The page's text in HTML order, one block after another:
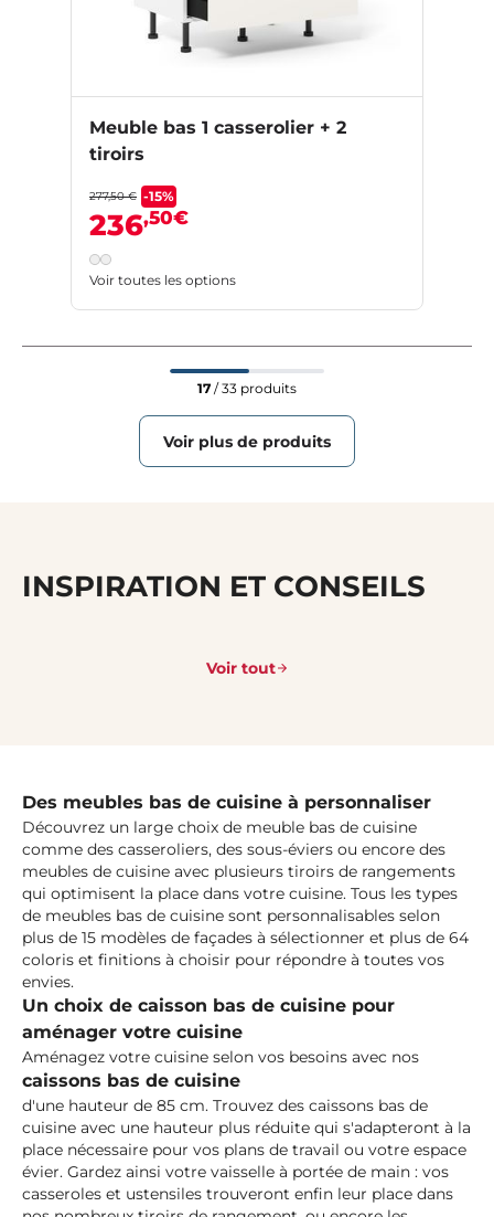
Meuble bas 1 casserolier + 2
tiroirs
277,50 € -15%
236,50€
Voir toutes les options
17 / 33 produits
Voir plus de produits
INSPIRATION ET CONSEILS
Voir tout
Des meubles bas de cuisine à personnaliser
Découvrez un large choix de meuble bas de cuisine
comme des casseroliers, des sous-éviers ou encore des
meubles de cuisine avec plusieurs tiroirs de rangements
qui optimisent la place dans votre cuisine. Tous les types
de meubles bas de cuisine sont personnalisables selon
plus de 15 modèles de façades à sélectionner et plus de 64
coloris et finitions à choisir pour répondre à toutes vos
envies.
Un choix de caisson bas de cuisine pour
aménager votre cuisine
Aménagez votre cuisine selon vos besoins avec nos
caissons bas de cuisine
d'une hauteur de 85 cm. Trouvez des caissons bas de
cuisine avec une hauteur plus réduite qui s'adapteront à la
place nécessaire pour vos plans de travail ou votre espace
évier. Gardez ainsi votre vaisselle à portée de main : vos
casseroles et ustensiles trouveront enfin leur place dans